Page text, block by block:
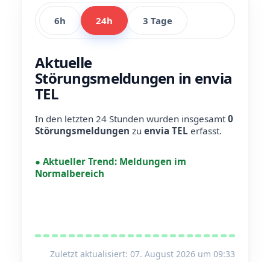
6h 24h 3 Tage
Aktuelle
Störungsmeldungen in envia
TEL
In den letzten 24 Stunden wurden insgesamt0
Störungsmeldungen zu envia TEL erfasst.
● Aktueller Trend: Meldungen im
Normalbereich
Zuletzt aktualisiert: 07. August 2026 um 09:33